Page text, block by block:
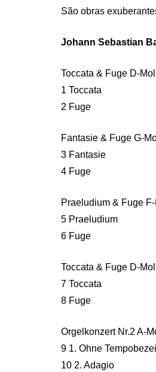
São obras
Johann Sebastian
Toccata & Fuge D-
1 Toccata
2 Fuge
Fantasie & Fuge G-
3 Fantasie
4 Fuge
Praeludium & Fuge
5 Praeludium
6 Fuge
Toccata & Fuge D-
7 Toccata
8 Fuge
Orgelkonzert Nr.2 A-
9 1. Ohne
10 2. Adagio